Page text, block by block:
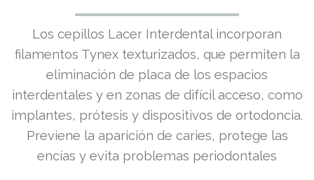
Los cepillos Lacer Interdental incorporan
filamentos Tynex texturizados, que permiten la
eliminación de placa de los espacios
interdentales y en zonas de difícil acceso, como
implantes, prótesis y dispositivos de ortodoncia.
Previene la aparición de caries, protege las
encías y evita problemas periodontales